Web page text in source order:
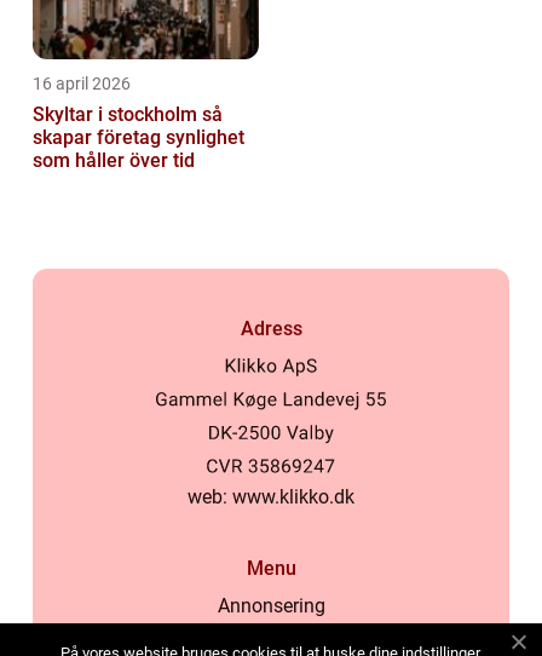
16 april 2026
Skyltar i stockholm så
skapar företag synlighet
som håller över tid
Adress
web: www.klikko.dk
Menu
Annonsering